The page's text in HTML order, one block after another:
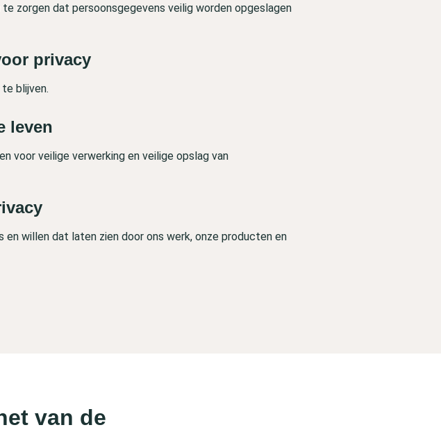
zorgen dat persoonsgegevens veilig worden opgeslagen
privacy
blijven.
leven
voor veilige verwerking en veilige opslag van
willen dat laten zien door ons werk, onze producten en
van de